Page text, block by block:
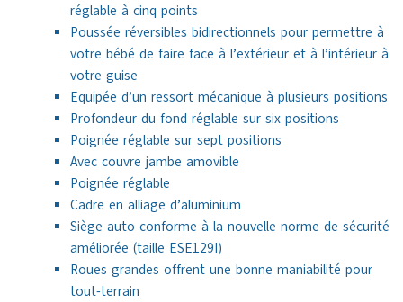
réglable à cinq points
Poussée réversibles bidirectionnels pour permettre à
votre bébé de faire face à l’extérieur et à l’intérieur à
votre guise
Equipée d’un ressort mécanique à plusieurs positions
Profondeur du fond réglable sur six positions
Poignée réglable sur sept positions
Avec couvre jambe amovible
Poignée réglable
Cadre en alliage d’aluminium
Siège auto conforme à la nouvelle norme de sécurité
améliorée (taille ESE129I)
Roues grandes offrent une bonne maniabilité pour
tout-terrain